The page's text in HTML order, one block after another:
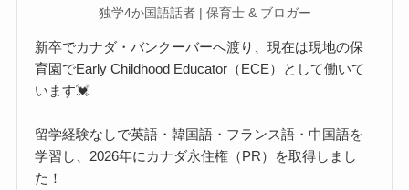
独学4か国語話者 | 保育士 & ブロガー
新卒でカナダ・バンクーバーへ渡り、現在は現地の保
育園でEarly Childhood Educator（ECE）として働いて
います💓
留学経験なしで英語・韓国語・フランス語・中国語を
学習し、2026年にカナダ永住権（PR）を取得しまし
た！